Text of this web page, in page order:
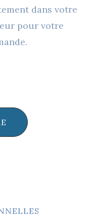
dans votre
pour votre